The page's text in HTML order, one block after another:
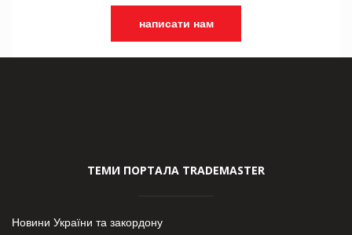
написати нам
ТЕМИ ПОРТАЛА TRADEMASTER
Новини України та закордону